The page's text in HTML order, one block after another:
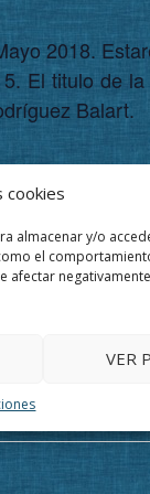
cookies
almacenar y/o
el
VER
2018.
El titulo de
Balart.